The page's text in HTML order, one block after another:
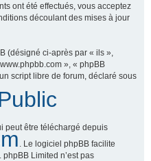
ont été effectués, vous acceptez
découlant des mises à jour
(désigné ci-après par « ils »,
», « phpBB
script libre de forum, déclaré sous
peut être téléchargé depuis
. Le logiciel phpBB facilite
Limited n’est pas